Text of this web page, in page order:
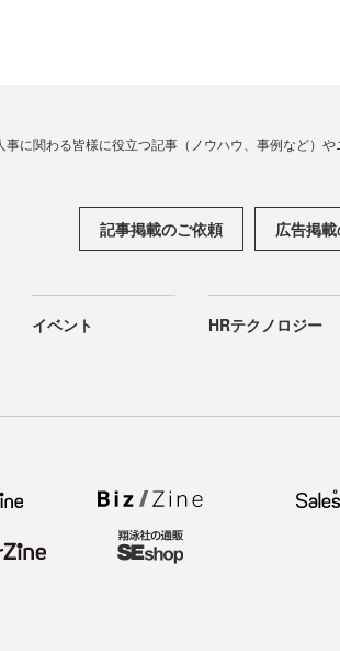
に関わる皆様に役立つ記事（ノウハウ、事例など）
記事掲載のご依頼 広告掲
イベント HRテクノロジー